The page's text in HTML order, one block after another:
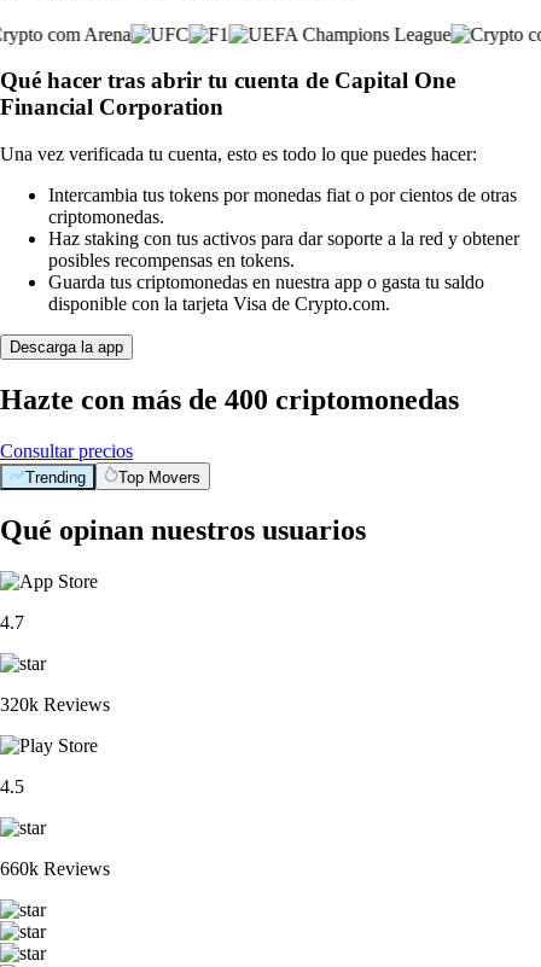
Qué hacer tras abrir tu cuenta de Capital One
Financial Corporation
Una vez verificada tu cuenta, esto es todo lo que puedes hacer:
Intercambia tus tokens por monedas fiat o por cientos de otras
criptomonedas.
Haz staking con tus activos para dar soporte a la red y obtener
posibles recompensas en tokens.
Guarda tus criptomonedas en nuestra app o gasta tu saldo
disponible con la tarjeta Visa de Crypto.com.
Descarga la app
Hazte con más de 400 criptomonedas
Consultar precios
Trending Top Movers
Qué opinan nuestros usuarios
4.7
320k Reviews
4.5
660k Reviews